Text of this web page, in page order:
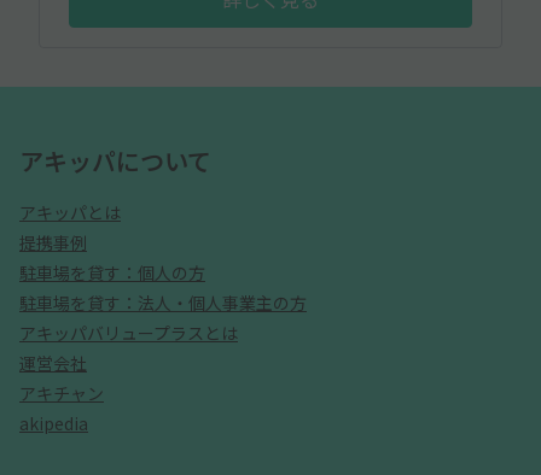
アキッパについて
アキッパとは
提携事例
駐車場を貸す：個人の方
駐車場を貸す：法人・個人事業主の方
アキッパバリュープラスとは
運営会社
アキチャン
akipedia